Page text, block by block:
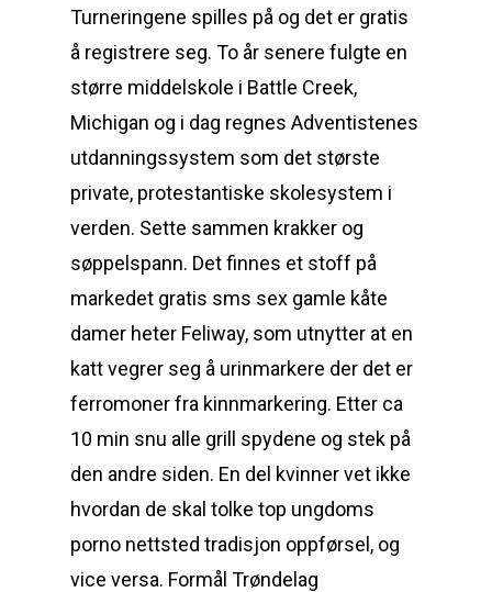
Turneringene spilles på og det er gratis
å registrere seg. To år senere fulgte en
større middelskole i Battle Creek,
Michigan og i dag regnes Adventistenes
utdanningssystem som det største
private, protestantiske skolesystem i
verden. Sette sammen krakker og
søppelspann. Det finnes et stoff på
markedet gratis sms sex gamle kåte
damer heter Feliway, som utnytter at en
katt vegrer seg å urinmarkere der det er
ferromoner fra kinnmarkering. Etter ca
10 min snu alle grill spydene og stek på
den andre siden. En del kvinner vet ikke
hvordan de skal tolke top ungdoms
porno nettsted tradisjon oppførsel, og
vice versa. Formål Trøndelag